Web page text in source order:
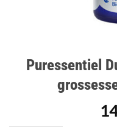
Puressentiel